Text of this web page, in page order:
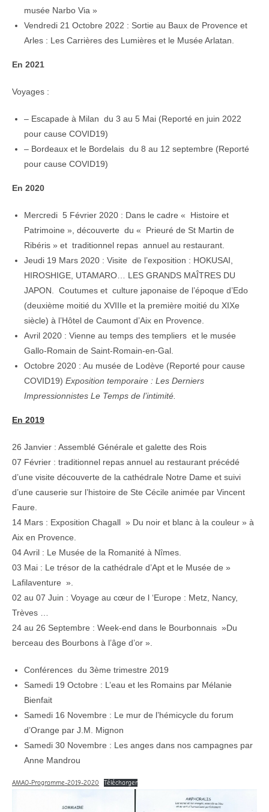
musée Narbo Via »
Vendredi 21 Octobre 2022 : Sortie au Baux de Provence et
Arles : Les Carrières des Lumières et le Musée Arlatan.
En 2021
Voyages :
– Escapade à Milan du 3 au 5 Mai (Reporté en juin 2022
pour cause COVID19)
– Bordeaux et le Bordelais du 8 au 12 septembre (Reporté
pour cause COVID19)
En 2020
Mercredi 5 Février 2020 : Dans le cadre « Histoire et
Patrimoine », découverte du « Prieuré de St Martin de
Ribéris » et traditionnel repas annuel au restaurant.
Jeudi 19 Mars 2020 : Visite de l’exposition : HOKUSAI,
HIROSHIGE, UTAMARO… LES GRANDS MAÎTRES DU
JAPON. Coutumes et culture japonaise de l’époque d’Edo
(deuxième moitié du XVIIIe et la première moitié du XIXe
siècle) à l’Hôtel de Caumont d’Aix en Provence.
Avril 2020 : Vienne au temps des templiers et le musée
Gallo-Romain de Saint-Romain-en-Gal.
Octobre 2020 : Au musée de Lodève (Reporté pour cause
COVID19) Exposition temporaire : Les Derniers
Impressionnistes Le Temps de l’intimité.
En 2019
26 Janvier : Assemblé Générale et galette des Rois
07 Février : traditionnel repas annuel au restaurant précédé
d’une visite découverte de la cathédrale Notre Dame et suivi
d’une causerie sur l’histoire de Ste Cécile animée par Vincent
Faure.
14 Mars : Exposition Chagall » Du noir et blanc à la couleur » à
Aix en Provence.
04 Avril : Le Musée de la Romanité à Nîmes.
03 Mai : Le trésor de la cathédrale d’Apt et le Musée de »
Lafilaventure ».
02 au 07 Juin : Voyage au cœur de l ‘Europe : Metz, Nancy,
Trèves …
24 au 26 Septembre : Week-end dans le Bourbonnais »Du
berceau des Bourbons à l’âge d’or ».
Conférences du 3ème trimestre 2019
Samedi 19 Octobre : L’eau et les Romains par Mélanie
Bienfait
Samedi 16 Novembre : Le mur de l’hémicycle du forum
d’Orange par J.M. Mignon
Samedi 30 Novembre : Les anges dans nos campagnes par
Anne Mandrou
AMAO-Programme-2019-2020 Télécharger